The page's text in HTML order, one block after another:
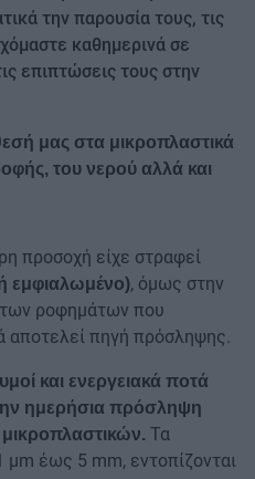
την παρουσία τους, τις
καθημερινά σε
επιπτώσεις τους στην
μας στα μικροπλαστικά
του νερού αλλά και
προσοχή είχε στραφεί
εμφιαλωμένο), όμως στην
ροφημάτων που
αποτελεί πηγή πρόσληψης.
και ενεργειακά ποτά
ημερήσια πρόσληψη
Τα
έως 5 mm, εντοπίζονται